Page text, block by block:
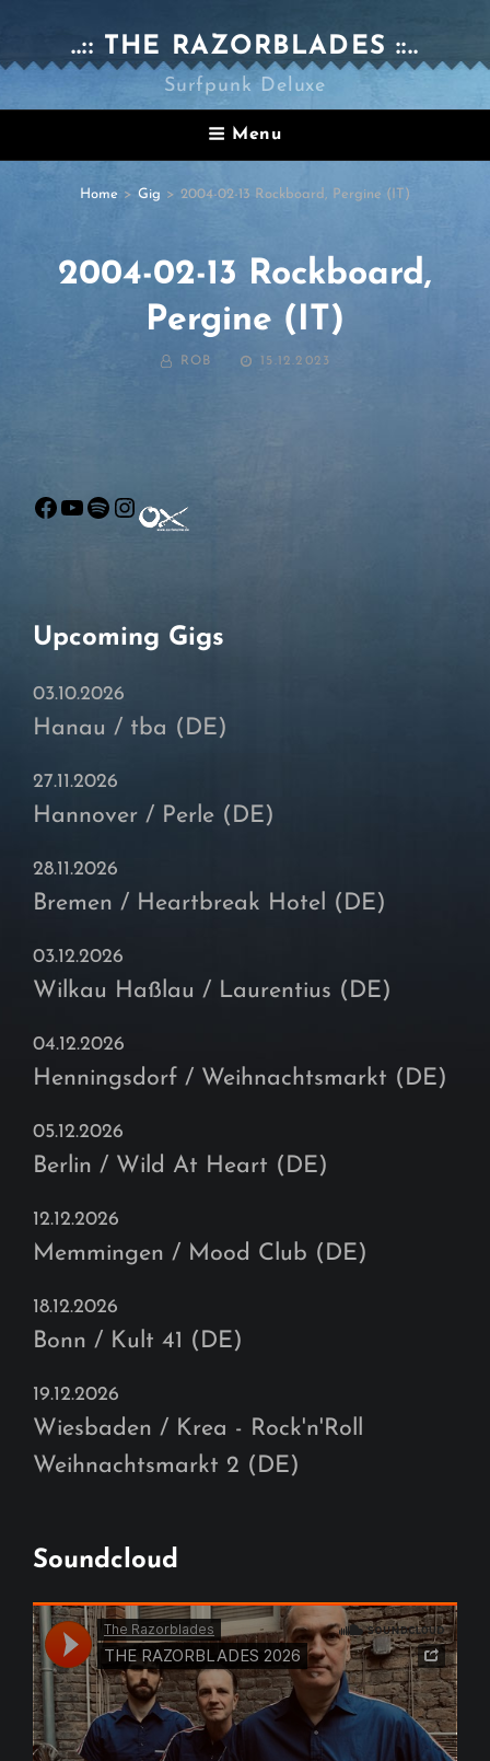
..:: THE RAZORBLADES ::..
Surfpunk Deluxe
Menu
Home > Gig > 2004-02-13 Rockboard, Pergine (IT)
2004-02-13 Rockboard,
Pergine (IT)
BY ROB
POSTED
15.12.2023
Facebook
YouTube
Spotify
Instagram
Upcoming Gigs
03.10.2026
Hanau / tba (DE)
27.11.2026
Hannover / Perle (DE)
28.11.2026
Bremen / Heartbreak Hotel (DE)
03.12.2026
Wilkau Haßlau / Laurentius (DE)
04.12.2026
Henningsdorf / Weihnachtsmarkt (DE)
05.12.2026
Berlin / Wild At Heart (DE)
12.12.2026
Memmingen / Mood Club (DE)
18.12.2026
Bonn / Kult 41 (DE)
19.12.2026
Wiesbaden / Krea - Rock'n'Roll
Weihnachtsmarkt 2 (DE)
Soundcloud